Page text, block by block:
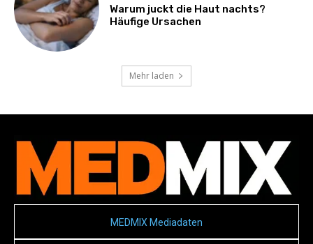
Warum juckt die Haut nachts?
Häufige Ursachen
Mehr laden
MEDMIX Mediadaten